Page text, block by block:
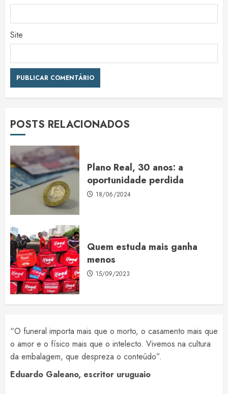
Site
POSTS RELACIONADOS
Plano Real, 30 anos: a
oportunidade perdida
18/06/2024
Quem estuda mais ganha
menos
15/09/2023
“O funeral importa mais que o morto, o casamento mais que
o amor e o físico mais que o intelecto. Vivemos na cultura
da embalagem, que despreza o conteúdo”.
Eduardo Galeano, escritor uruguaio